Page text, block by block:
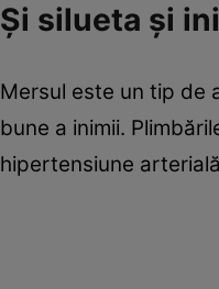
Şi silueta şi
Mersul este un tip de
bune a inimii.
hipertensiune